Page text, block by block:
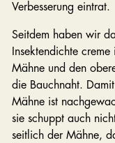
Verbesserung eintrat.
Seitdem haben wir
Insektendichte
Mähne und den
die Bauchnaht.
Mähne ist
sie schuppt auch
seitlich der Mähne,